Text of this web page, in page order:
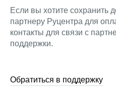
Если вы хотите сохранить
партнеру Руцентра для
контакты для связи с
поддержки.
Обратиться в поддержку